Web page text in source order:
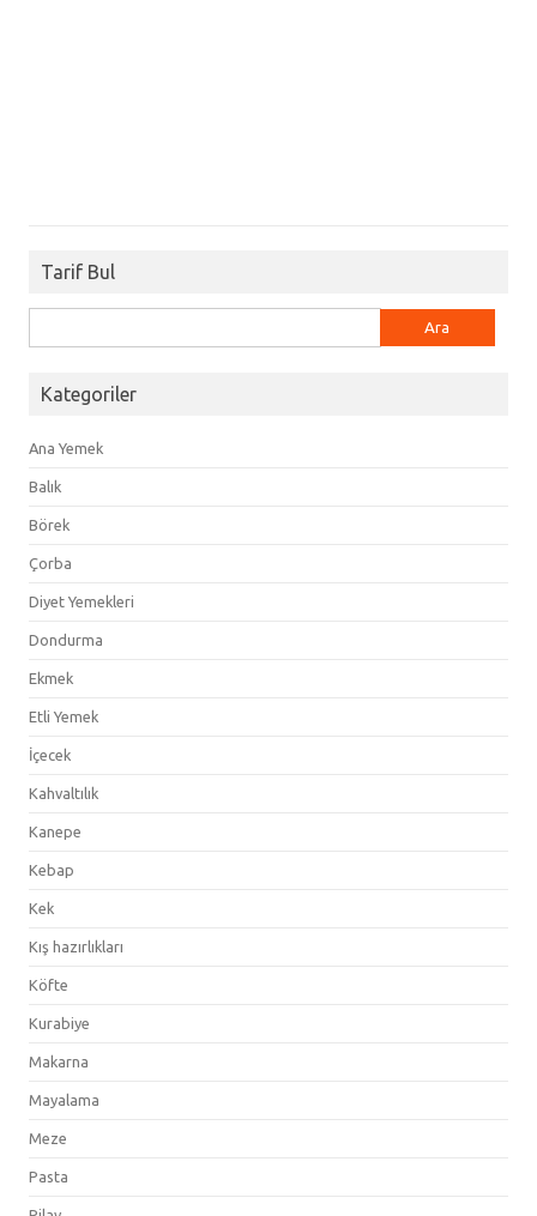
Tarif Bul
Kategoriler
Ana Yemek
Balık
Börek
Çorba
Diyet Yemekleri
Dondurma
Ekmek
Etli Yemek
İçecek
Kahvaltılık
Kanepe
Kebap
Kek
Kış hazırlıkları
Köfte
Kurabiye
Makarna
Mayalama
Meze
Pasta